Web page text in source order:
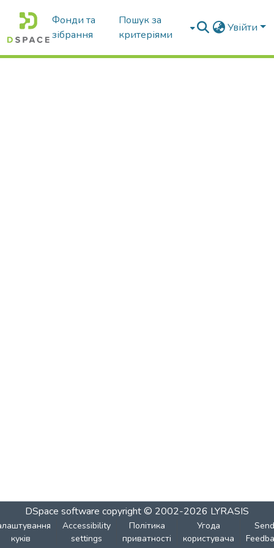
Фонди та
зібрання
Пошук за
критеріями
Увійти
DSpace software copyright © 2002-2026 LYRASIS
куків
Accessibility
settings
Політика
приватності
Угода
користувача
Send